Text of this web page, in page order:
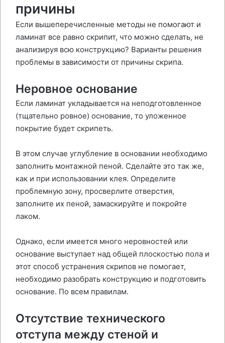
причины
Если вышеперечисленные методы не помогают и
ламинат все равно скрипит, что можно сделать, не
анализируя всю конструкцию? Варианты решения
проблемы в зависимости от причины скрипа.
Неровное основание
Если ламинат укладывается на неподготовленное
(тщательно ровное) основание, то уложенное
покрытие будет скрипеть.
В этом случае углубление в основании необходимо
заполнить монтажной пеной. Сделайте это так же,
как и при использовании клея. Определите
проблемную зону, просверлите отверстия,
заполните их пеной, замаскируйте и покройте
лаком.
Однако, если имеется много неровностей или
основание выступает над общей плоскостью пола и
этот способ устранения скрипов не помогает,
необходимо разобрать конструкцию и подготовить
основание. По всем правилам.
Отсутствие технического
отступа между стеной и